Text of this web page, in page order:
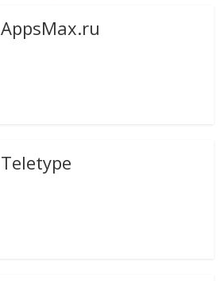
AppsMax.ru
Teletype